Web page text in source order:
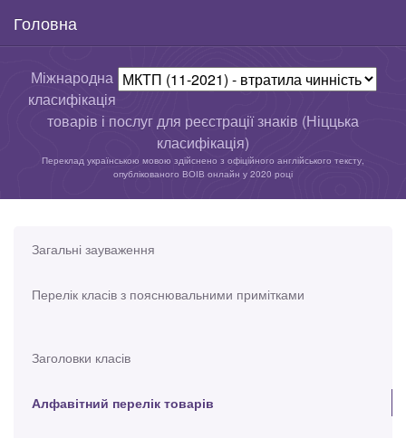
Головна
Міжнародна
класифікація
товарів і послуг для реєстрації знаків (Ніццька
класифікація)
Переклад українською мовою здійснено з офіційного англійського тексту,
опублікованого ВОІВ онлайн у 2020 році
Загальні зауваження
Перелік класів з пояснювальними примітками
Заголовки класів
Алфавітний перелік товарів